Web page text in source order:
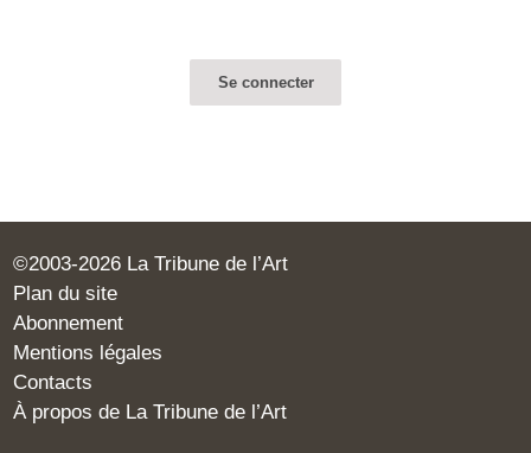
©2003-2026 La Tribune de l’Art
Plan du site
Abonnement
Mentions légales
Contacts
À propos de La Tribune de l’Art